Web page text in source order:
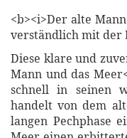
<b><i>Der alte
verständlich mit der
Diese klare und
Mann und das
schnell in seinen
handelt von dem
langen Pechphase